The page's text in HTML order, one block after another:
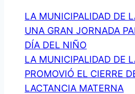
ESCUELA
N.º
300
DE
OJO
DE
LA MUNICIPALIDAD DE
UNA GRAN JORNADA
DÍA DEL NIÑO
LA MUNICIPALIDAD DE
PROMOVIÓ EL CIERRE
LACTANCIA MATERNA